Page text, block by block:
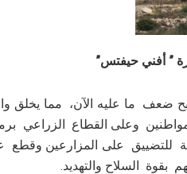
ضعف ما عليه الآن، مما يخلق
وعلى القطاع الزراعي
للتضييق على المزارعين وقطع
السلاح والتهديد.